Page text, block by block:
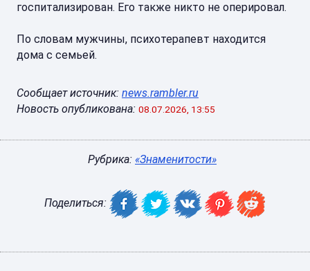
госпитализирован. Его также никто не оперировал.
По словам мужчины, психотерапевт находится
дома с семьей.
Сообщает источник: news.rambler.ru
Новость опубликована: 08.07.2026, 13:55
Рубрика: «Знаменитости»
Поделиться: